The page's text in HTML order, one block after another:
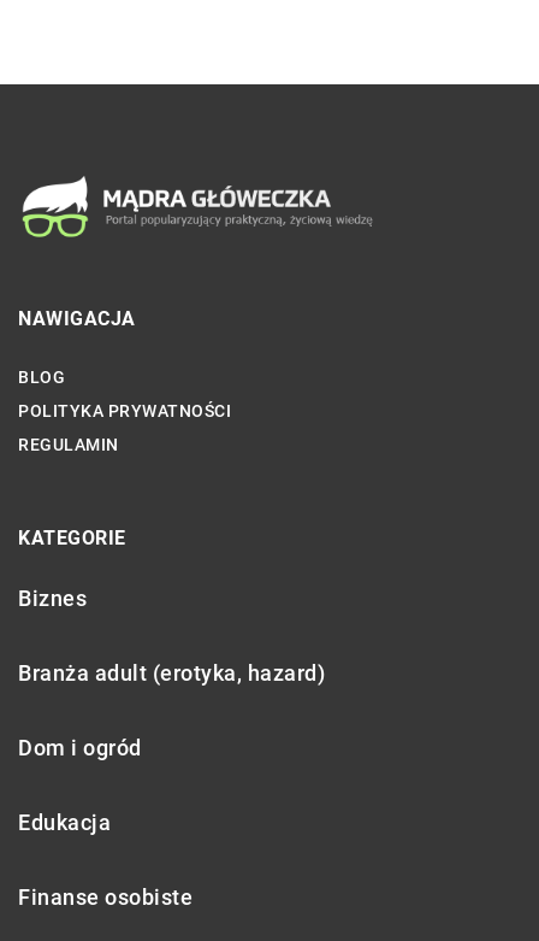
NAWIGACJA
BLOG
POLITYKA PRYWATNOŚCI
REGULAMIN
KATEGORIE
Biznes
Branża adult (erotyka, hazard)
Dom i ogród
Edukacja
Finanse osobiste